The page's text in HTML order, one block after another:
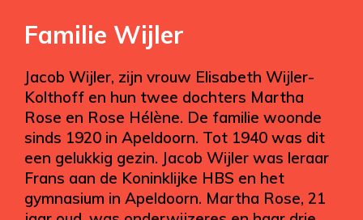
Familie Wijler
Jacob Wijler, zijn vrouw Elisabeth Wijler-
Kolthoff en hun twee dochters Martha
Rose en Rose Hélène. De familie woonde
sinds 1920 in Apeldoorn. Tot 1940 was dit
een gelukkig gezin. Jacob Wijler was leraar
Frans aan de Koninklijke HBS en het
gymnasium in Apeldoorn. Martha Rose, 21